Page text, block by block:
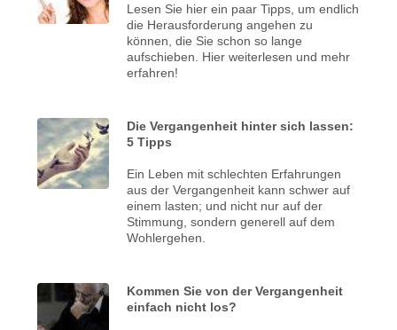
Lesen Sie hier ein paar Tipps, um endlich
die Herausforderung angehen zu
können, die Sie schon so lange
aufschieben. Hier weiterlesen und mehr
erfahren!
Die Vergangenheit hinter sich lassen:
5 Tipps
Ein Leben mit schlechten Erfahrungen
aus der Vergangenheit kann schwer auf
einem lasten; und nicht nur auf der
Stimmung, sondern generell auf dem
Wohlergehen.
Kommen Sie von der Vergangenheit
einfach nicht los?